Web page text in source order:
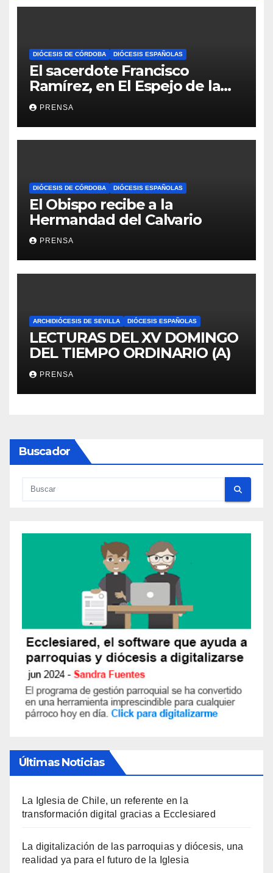
DIÓCESIS DE CÓRDOBA DIÓCESIS ESPAÑOLAS
El sacerdote Francisco
Ramírez, en El Espejo de la
Iglesia
PRENSA
DIÓCESIS DE CÓRDOBA DIÓCESIS ESPAÑOLAS
El Obispo recibe a la
Hermandad del Calvario
PRENSA
ARCHIDIÓCESIS DE SEVILLA DIÓCESIS ESPAÑOLAS
LECTURAS DEL XV DOMINGO
DEL TIEMPO ORDINARIO (A)
PRENSA
Buscador
Últimas Noticias
La Iglesia de Chile, un referente en la
transformación digital gracias a Ecclesiared
La digitalización de las parroquias y diócesis, una
realidad ya para el futuro de la Iglesia